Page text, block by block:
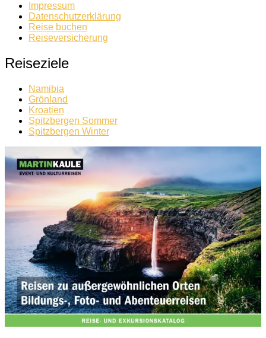
Impressum
Datenschutzerklärung
Reise buchen
Reiseversicherung
Reiseziele
Namibia
Grönland
Kroatien
Spitzbergen Sommer
Spitzbergen Winter